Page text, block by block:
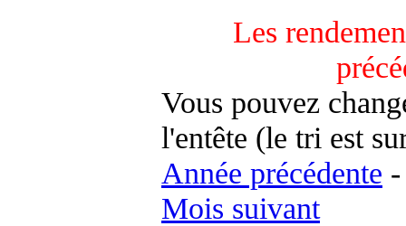
Les
Vous pouvez
l'entête (le tri est
Année précédente -
Mois suivant